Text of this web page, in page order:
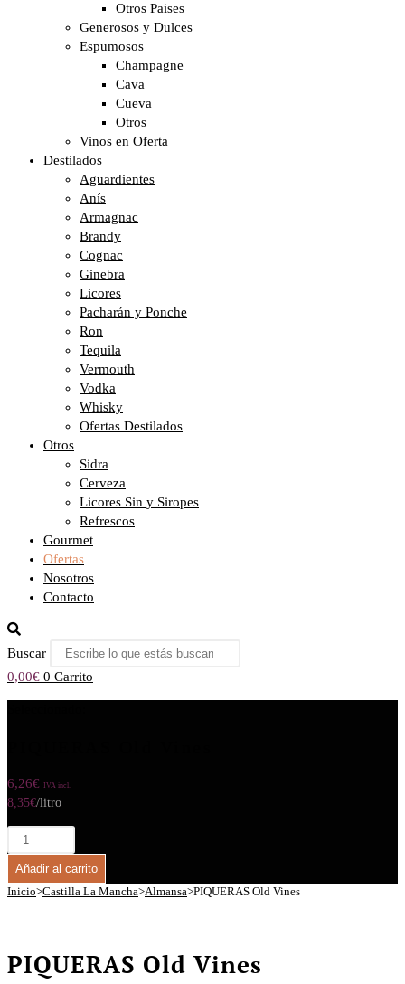
Otros Paises
Generosos y Dulces
Espumosos
Champagne
Cava
Cueva
Otros
Vinos en Oferta
Destilados
Aguardientes
Anís
Armagnac
Brandy
Cognac
Ginebra
Licores
Pacharán y Ponche
Ron
Tequila
Vermouth
Vodka
Whisky
Ofertas Destilados
Otros
Sidra
Cerveza
Licores Sin y Siropes
Refrescos
Gourmet
Ofertas
Nosotros
Contacto
Buscar
0,00€ 0 Carrito
6,26€ IVA incl.
8,35€/litro
PIQUERAS
Old
Vines
cantidad
Añadir al carrito
Inicio>Castilla La Mancha>Almansa>PIQUERAS Old Vines
PIQUERAS Old Vines